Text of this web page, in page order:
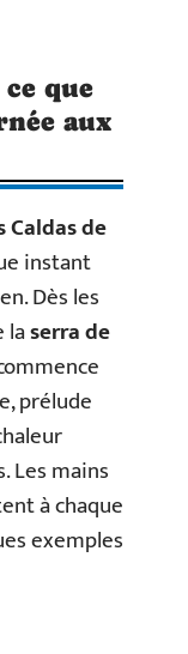
que
aux
Caldas de
instant
Dès les
laserra de
prélude
Les mains
à chaque
exemples